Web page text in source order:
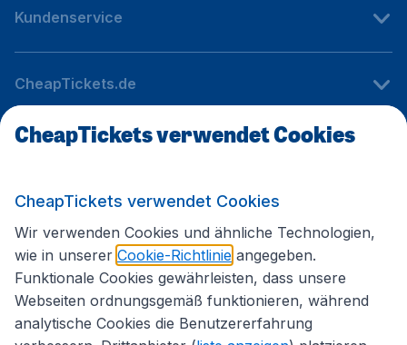
Kundenservice
CheapTickets.de
Internationale Webseiten
Folgen Sie uns:
CheapTickets verwendet Cookies
CheapTickets verwendet Cookies
Wir verwenden Cookies und ähnliche Technologien,
wie in unserer Cookie-Richtlinie angegeben.
Funktionale Cookies gewährleisten, dass unsere
Webseiten ordnungsgemäß funktionieren, während
analytische Cookies die Benutzererfahrung